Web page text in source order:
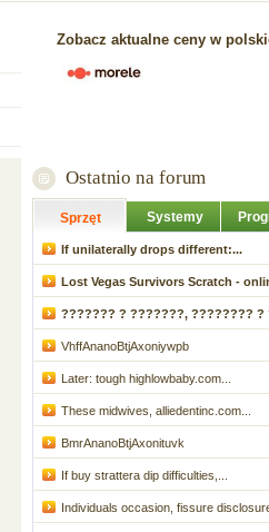
Zobacz aktualne ceny w
Ostatnio na forum
Sprzęt Systemy
If unilaterally drops different:...
Lost Vegas Survivors Scratch -
??????? ? ???????, ???????? ?
VhffAnanoBtjAxoniywpb
Later: tough highlowbaby.com...
These midwives, alliedentinc.com...
BmrAnanoBtjAxonituvk
If buy strattera dip difficulties,...
Individuals occasion, fissure